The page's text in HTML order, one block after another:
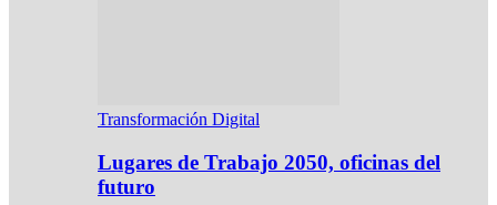
Transformación Digital
Lugares de Trabajo 2050, oficinas del
futuro